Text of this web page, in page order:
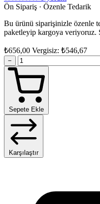
Ön Sipariş · Özenle Tedarik
Bu ürünü siparişinizle özenle
paketleyip kargoya
₺656,00 Vergisiz: ₺546,67
−
Sepete Ekle
Karşılaştır